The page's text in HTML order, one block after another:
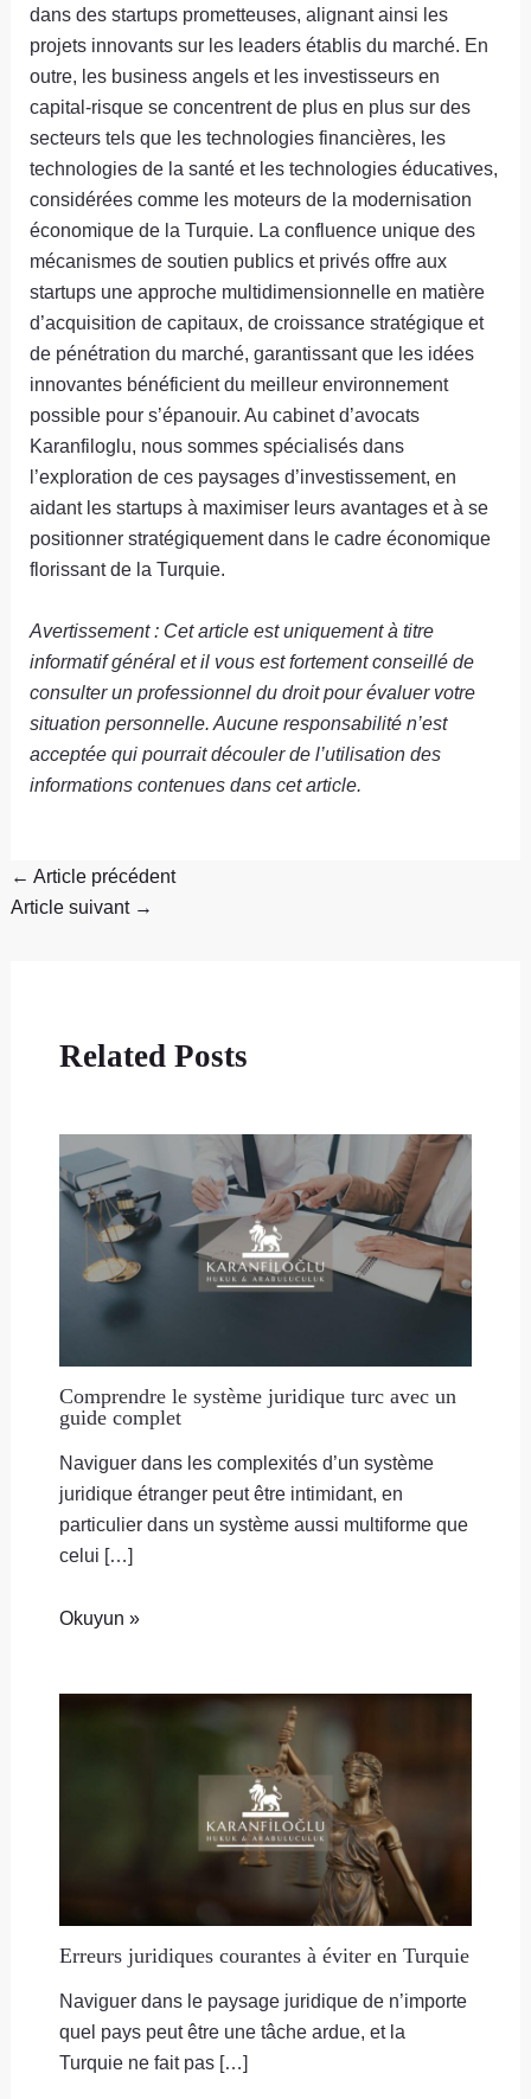
dans des startups prometteuses, alignant ainsi les
projets innovants sur les leaders établis du marché. En
outre, les business angels et les investisseurs en
capital-risque se concentrent de plus en plus sur des
secteurs tels que les technologies financières, les
technologies de la santé et les technologies éducatives,
considérées comme les moteurs de la modernisation
économique de la Turquie. La confluence unique des
mécanismes de soutien publics et privés offre aux
startups une approche multidimensionnelle en matière
d’acquisition de capitaux, de croissance stratégique et
de pénétration du marché, garantissant que les idées
innovantes bénéficient du meilleur environnement
possible pour s’épanouir. Au cabinet d’avocats
Karanfiloglu, nous sommes spécialisés dans
l’exploration de ces paysages d’investissement, en
aidant les startups à maximiser leurs avantages et à se
positionner stratégiquement dans le cadre économique
florissant de la Turquie.
Avertissement : Cet article est uniquement à titre
informatif général et il vous est fortement conseillé de
consulter un professionnel du droit pour évaluer votre
situation personnelle. Aucune responsabilité n’est
acceptée qui pourrait découler de l’utilisation des
informations contenues dans cet article.
← Article précédent
Article suivant →
Related Posts
Comprendre le système juridique turc avec un
guide complet
Naviguer dans les complexités d’un système
juridique étranger peut être intimidant, en
particulier dans un système aussi multiforme que
celui […]
Okuyun »
Erreurs juridiques courantes à éviter en Turquie
Naviguer dans le paysage juridique de n’importe
quel pays peut être une tâche ardue, et la
Turquie ne fait pas […]